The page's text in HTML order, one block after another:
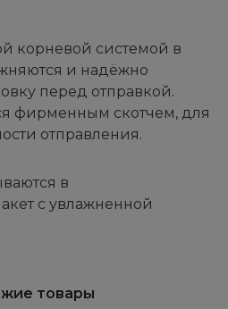
корневой системой в
и надёжно
перед отправкой.
фирменным скотчем, для
отправления.
в
с увлажненной
товары